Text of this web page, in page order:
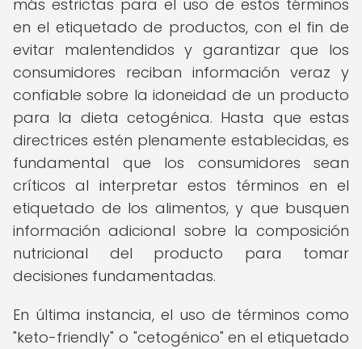
más estrictas para el uso de estos términos
en el etiquetado de productos, con el fin de
evitar malentendidos y garantizar que los
consumidores reciban información veraz y
confiable sobre la idoneidad de un producto
para la dieta cetogénica. Hasta que estas
directrices estén plenamente establecidas, es
fundamental que los consumidores sean
críticos al interpretar estos términos en el
etiquetado de los alimentos, y que busquen
información adicional sobre la composición
nutricional del producto para tomar
decisiones fundamentadas.
En última instancia, el uso de términos como
"keto-friendly" o "cetogénico" en el etiquetado